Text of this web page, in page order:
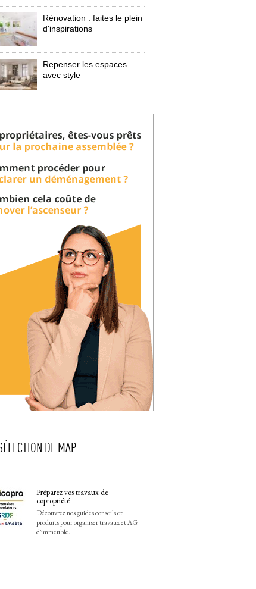
Rénovation : faites le plein
d'inspirations
Repenser les espaces
avec style
DE MAP
Préparez vos travaux de
copropriété
Découvrez nos guides conseils et
produits pour organiser travaux et AG
d'immeuble.